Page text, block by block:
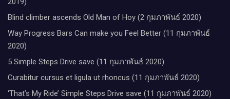
Blind climber ascends Old Man of Hoy (2 กุมภาพันธ์ 2020)
Way Progress Bars Can make you Feel Better (11 กุมภาพันธ์
2020)
5 Simple Steps Drive save (11 กุมภาพันธ์ 2020)
Curabitur cursus et ligula ut rhoncus (11 กุมภาพันธ์ 2020)
‘That’s My Ride’ Simple Steps Drive save (11 กุมภาพันธ์ 2020)